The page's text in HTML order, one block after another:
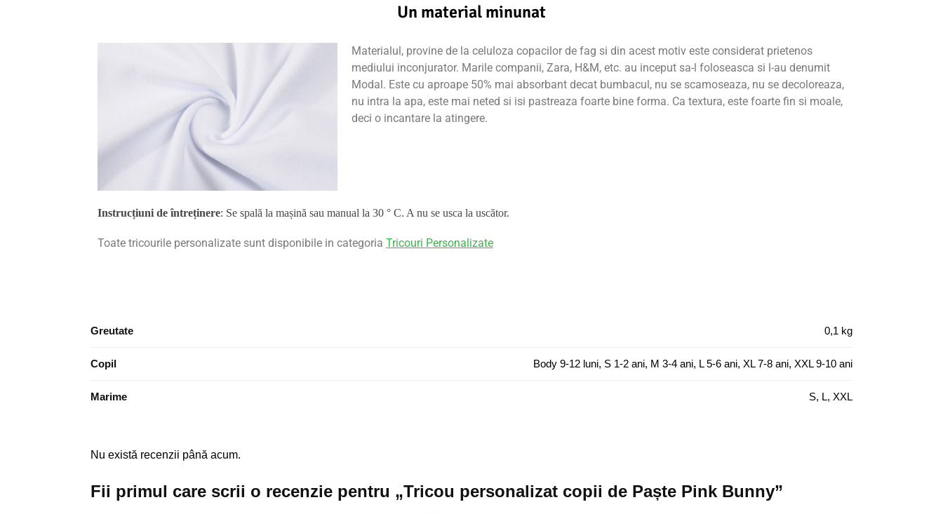
Un material minunat
Materialul, provine de la celuloza copacilor de fag si din acest motiv este considerat prietenos
mediului inconjurator. Marile companii, Zara, H&M, etc. au inceput sa-l foloseasca si l-au denumit
Modal. Este cu aproape 50% mai absorbant decat bumbacul, nu se scamoseaza, nu se decoloreaza,
nu intra la apa, este mai neted si isi pastreaza foarte bine forma. Ca textura, este foarte fin si moale,
deci o incantare la atingere.
Instrucțiuni de întreținere: Se spală la mașină sau manual la 30 ° C. A nu se usca la uscător.
Toate tricourile personalizate sunt disponibile in categoria Tricouri Personalizate
Greutate 0,1 kg
Copil Body 9-12 luni, S 1-2 ani, M 3-4 ani, L 5-6 ani, XL 7-8 ani, XXL 9-10 ani
Marime S, L, XXL
Nu există recenzii până acum.
Fii primul care scrii o recenzie pentru „Tricou personalizat copii de Paște Pink Bunny”